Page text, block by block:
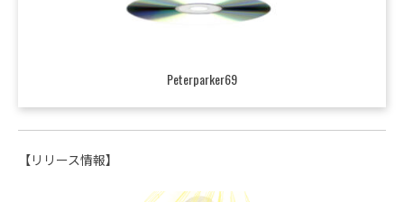
Peterparker69
【リリース情報】